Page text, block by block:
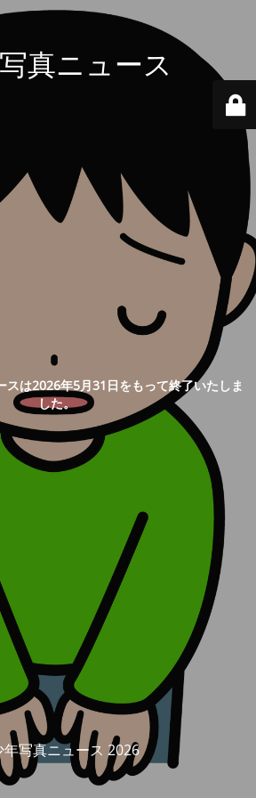
真ニュース
スは2026年5月31日をもって終了いたしま
した。
写真ニュース 2026